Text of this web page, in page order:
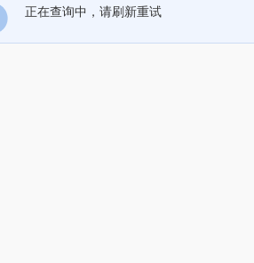
正在查询中，请刷新重试